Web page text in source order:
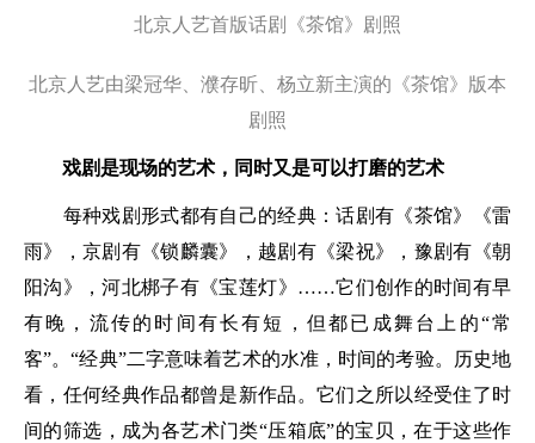
北京人艺首版话剧《茶馆》剧照
北京人艺由梁冠华、濮存昕、杨立新主演的《茶馆》版本
剧照
戏剧是现场的艺术，同时又是可以打磨的艺术
每种戏剧形式都有自己的经典：话剧有《茶馆》《雷
雨》，京剧有《锁麟囊》，越剧有《梁祝》，豫剧有《朝
阳沟》，河北梆子有《宝莲灯》……它们创作的时间有早
有晚，流传的时间有长有短，但都已成舞台上的“常
客”。“经典”二字意味着艺术的水准，时间的考验。历史地
看，任何经典作品都曾是新作品。它们之所以经受住了时
间的筛选，成为各艺术门类“压箱底”的宝贝，在于这些作